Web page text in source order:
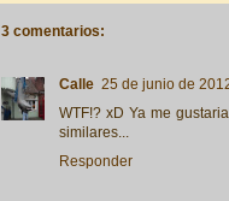
3 comentarios:
Calle 25 de junio de
WTF!? xD Ya me
similares...
Responder